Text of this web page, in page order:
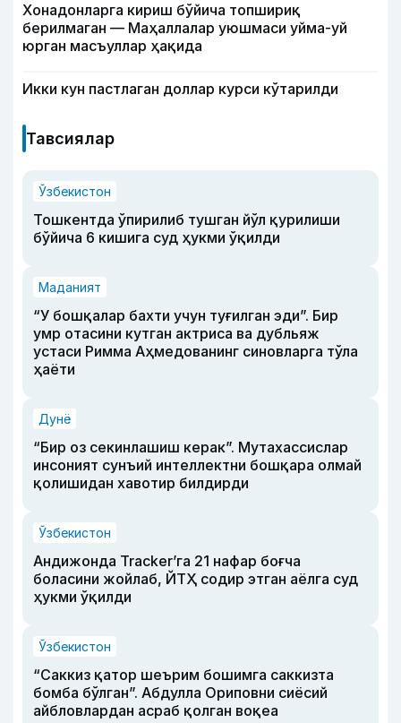
Хонадонларга кириш бўйича топшириқ
берилмаган — Маҳаллалар уюшмаси уйма-уй
юрган масъуллар ҳақида
Икки кун пастлаган доллар курси кўтарилди
Тавсиялар
Ўзбекистон
Тошкентда ўпирилиб тушган йўл қурилиши
бўйича 6 кишига суд ҳукми ўқилди
Маданият
“У бошқалар бахти учун туғилган эди”. Бир
умр отасини кутган актриса ва дубльяж
устаси Римма Аҳмедованинг синовларга тўла
ҳаёти
Дунё
“Бир оз секинлашиш керак”. Мутахассислар
инсоният сунъий интеллектни бошқара олмай
қолишидан хавотир билдирди
Ўзбекистон
Андижонда Tracker’га 21 нафар боғча
боласини жойлаб, ЙТҲ содир этган аёлга суд
ҳукми ўқилди
Ўзбекистон
“Саккиз қатор шеърим бошимга саккизта
бомба бўлган”. Абдулла Ориповни сиёсий
айбловлардан асраб қолган воқеа